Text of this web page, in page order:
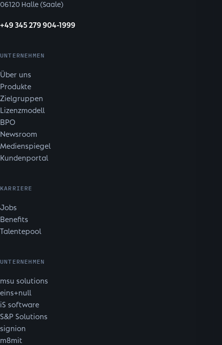
06120 Halle (Saale)
+49 345 279 904-1999
UNTERNEHMEN
Über uns
Produkte
Zielgruppen
Lizenzmodell
BPO
Newsroom
Medienspiegel
Kundenportal
KARRIERE
Jobs
Benefits
Talentepool
UNTERNEHMEN
msu solutions
eins+null
iS software
S&P Solutions
signion
m8mit